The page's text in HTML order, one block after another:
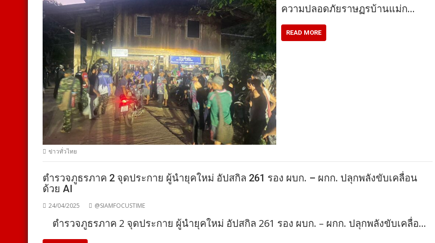
ความปลอดภัยราษฏรบ้านแม่ก…
READ MORE
ข่าวทั่วไทย
ตำรวจภูธรภาค 2 จุดประกาย ผู้นำยุคใหม่ อัปสกิล 261 รอง ผบก. – ผกก. ปลุกพลังขับเคลื่อน
ด้วย AI
24/04/2025 @SIAMFOCUSTIME
ตำรวจภูธรภาค 2 จุดประกาย ผู้นำยุคใหม่ อัปสกิล 261 รอง ผบก. – ผกก. ปลุกพลังขับเคลื่อ…